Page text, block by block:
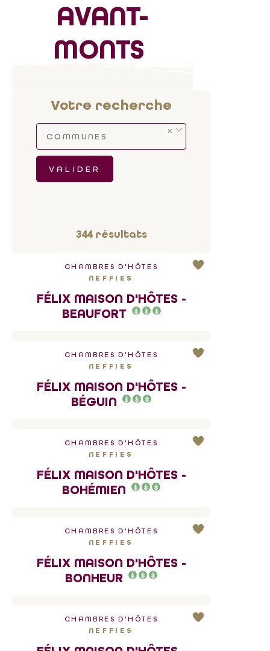
AVANT-
MONTS
Votre recherche
COMMUNES
VALIDER
344résultats
CHAMBRES D'HÔTES
NEFFIES
FÉLIX MAISON D'HÔTES -
BEAUFORT
CHAMBRES D'HÔTES
NEFFIES
FÉLIX MAISON D'HÔTES -
BÉGUIN
CHAMBRES D'HÔTES
NEFFIES
FÉLIX MAISON D'HÔTES -
BOHÉMIEN
CHAMBRES D'HÔTES
NEFFIES
FÉLIX MAISON D'HÔTES -
BONHEUR
CHAMBRES D'HÔTES
NEFFIES